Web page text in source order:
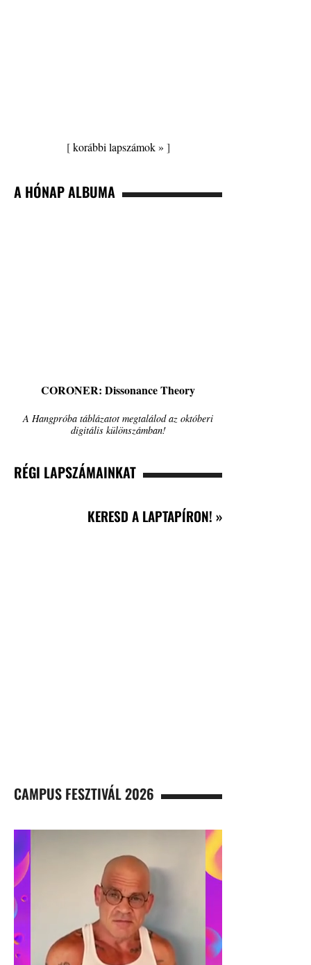
[korábbi lapszámok » ]
A HÓNAP ALBUMA
CORONER: Dissonance Theory
A Hangpróba táblázatot megtalálod az októberi
digitális különszámban!
RÉGI LAPSZÁMAINKAT
KERESD A LAPTAPÍRON! »
CAMPUS FESZTIVÁL 2026